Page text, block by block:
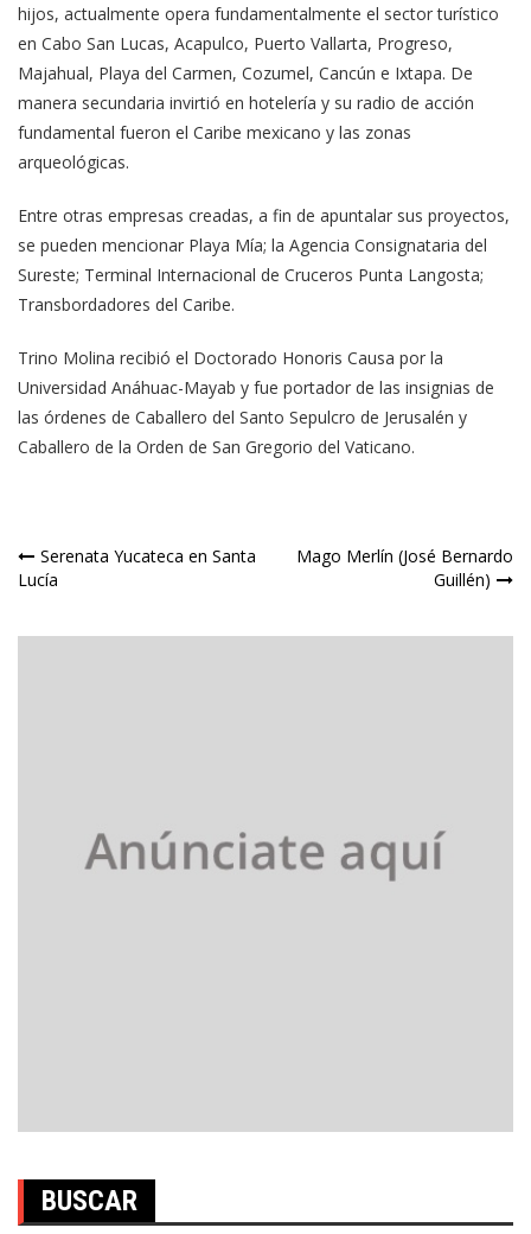
hijos, actualmente opera fundamentalmente el sector turístico
en Cabo San Lucas, Acapulco, Puerto Vallarta, Progreso,
Majahual, Playa del Carmen, Cozumel, Cancún e Ixtapa. De
manera secundaria invirtió en hotelería y su radio de acción
fundamental fueron el Caribe mexicano y las zonas
arqueológicas.
Entre otras empresas creadas, a fin de apuntalar sus proyectos,
se pueden mencionar Playa Mía; la Agencia Consignataria del
Sureste; Terminal Internacional de Cruceros Punta Langosta;
Transbordadores del Caribe.
Trino Molina recibió el Doctorado Honoris Causa por la
Universidad Anáhuac-Mayab y fue portador de las insignias de
las órdenes de Caballero del Santo Sepulcro de Jerusalén y
Caballero de la Orden de San Gregorio del Vaticano.
Navegación
entradas
Serenata Yucateca en Santa
Lucía
Mago Merlín (José Bernardo
Guillén)
BUSCAR